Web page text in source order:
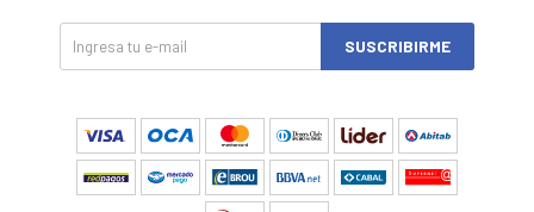
SUSCRIBIRME